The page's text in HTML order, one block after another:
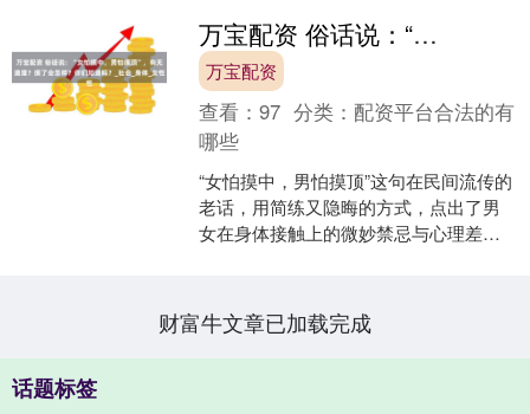
万宝配资 俗话说：“女怕摸中，男怕摸顶”，有无道理？摸了会怎样？你们知道吗？_社会_身体_女性
万宝配资
查看：97 分类：配资平台合法的有
哪些
“女怕摸中，男怕摸顶”这句在民间流传的
老话，用简练又隐晦的方式，点出了男
女在身体接触上的微妙禁忌与心理差
财富牛文章已加载完成
话题标签